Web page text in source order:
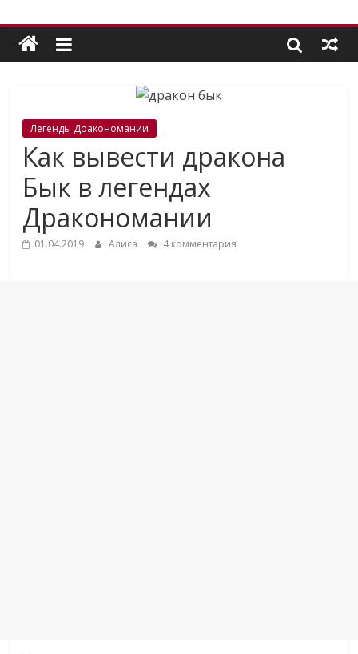
Легенды Дракономании
Как вывести дракона
Бык в легендах
Дракономании
01.04.2019 Алиса 4 комментария